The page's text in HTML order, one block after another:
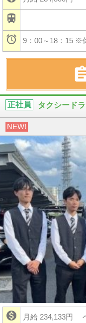


9：00～18：15 ※
正社員 タクシード
NEW!
 月給 234,133円